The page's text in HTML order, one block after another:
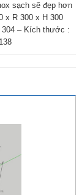
sạch sẽ đẹp hơn
x R 300 x H 300
304 – Kích thước :